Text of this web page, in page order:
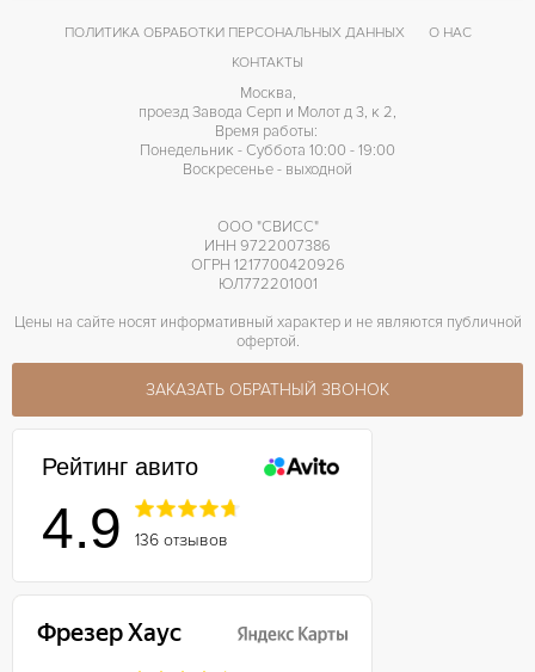
ПОЛИТИКА ОБРАБОТКИ ПЕРСОНАЛЬНЫХ ДАННЫХ
О НАС
КОНТАКТЫ
Москва,
проезд Завода Серп и Молот д 3, к 2,
Время работы:
Понедельник - Суббота 10:00 - 19:00
Воскресенье - выходной
ООО "СВИСС"
ИНН 9722007386
ОГРН 1217700420926
ЮЛ772201001
Цены на сайте носят информативный характер и не являются публичной
офертой.
ЗАКАЗАТЬ ОБРАТНЫЙ ЗВОНОК
Рейтинг авито
4.9 136 отзывов